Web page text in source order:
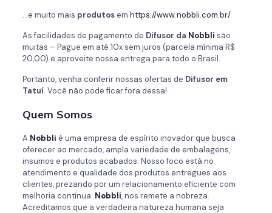
…e muito mais produtosem https://www.nobbli.com.br/
As facilidades de pagamento de Difusor da Nobbli são
muitas – Pague em até 10x sem juros (parcela mínima R$
20,00) e aproveite nossa entrega para todo o Brasil.
Portanto, venha conferir nossas ofertas de Difusor em
Tatuí. Você não pode ficar fora dessa!
Quem Somos
A Nobbli é uma empresa de espírito inovador que busca
oferecer ao mercado, ampla variedade de embalagens,
insumos e produtos acabados. Nosso foco está no
atendimento e qualidade dos produtos entregues aos
clientes, prezando por um relacionamento eficiente com
melhoria contínua. Nobbli, nos remete a nobreza.
Acreditamos que a verdadeira natureza humana seja